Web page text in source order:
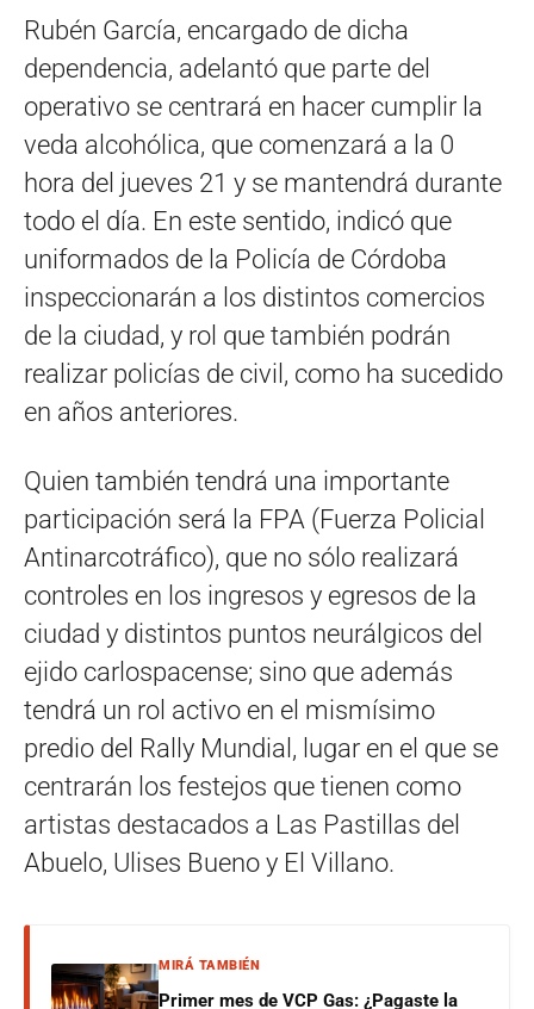
Rubén García, encargado de dicha
dependencia, adelantó que parte del
operativo se centrará en hacer cumplir la
veda alcohólica, que comenzará a la 0
hora del jueves 21 y se mantendrá durante
todo el día. En este sentido, indicó que
uniformados de la Policía de Córdoba
inspeccionarán a los distintos comercios
de la ciudad, y rol que también podrán
realizar policías de civil, como ha sucedido
en años anteriores.
Quien también tendrá una importante
participación será la FPA (Fuerza Policial
Antinarcotráfico), que no sólo realizará
controles en los ingresos y egresos de la
ciudad y distintos puntos neurálgicos del
ejido carlospacense; sino que además
tendrá un rol activo en el mismísimo
predio del Rally Mundial, lugar en el que se
centrarán los festejos que tienen como
artistas destacados a Las Pastillas del
Abuelo, Ulises Bueno y El Villano.
MIRÁ TAMBIÉN
Primer mes de VCP Gas: ¿Pagaste la